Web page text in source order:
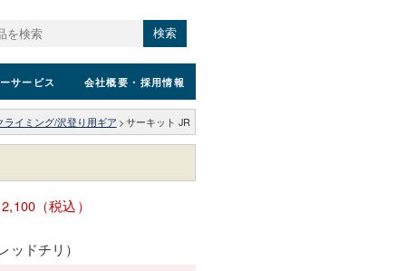
検索
サービス 会社概要 ・採用情報
ライミング/沢登り用ギア > サーキット JR
（税込）
ッドチリ）